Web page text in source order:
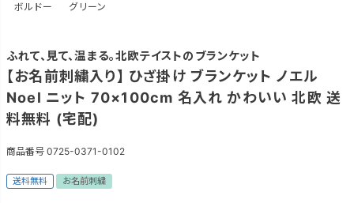
ボルドー グリーン
ふれて、見て、温まる。北欧テイストのブランケット
【お名前刺繍入り】 ひざ掛け ブランケット ノエル
Noel ニット 70×100cm 名入れ かわいい 北欧 送
料無料 (宅配)
商品番号 0725-0371-0102
送料無料 お名前刺繍